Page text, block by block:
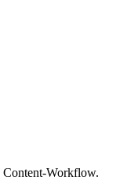
Content-Workflow.